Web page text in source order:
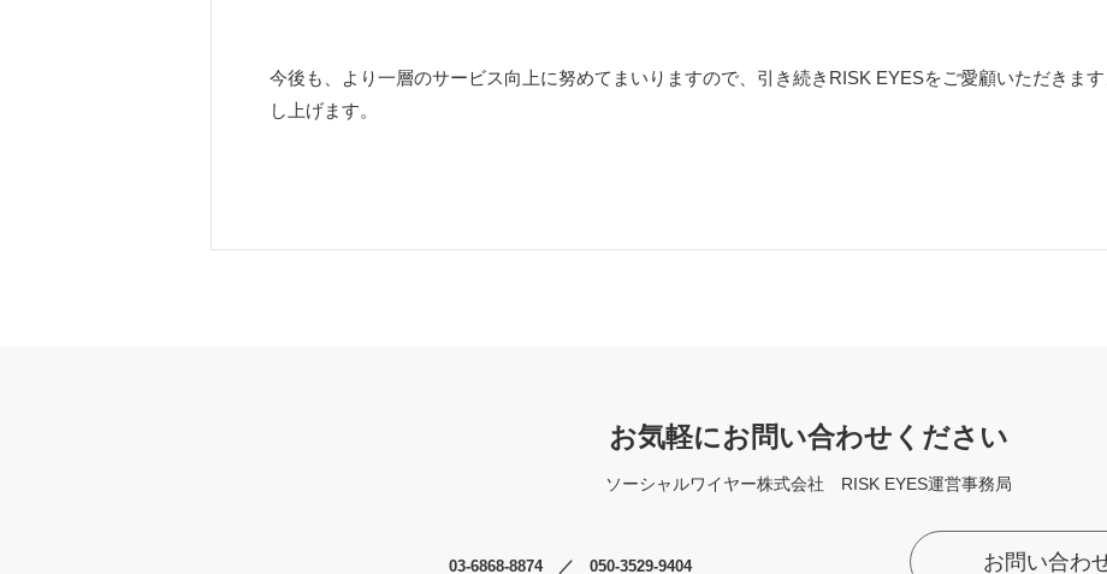
今後も、より一層のサービス向上に努めてまいりますので、引き続きRISK EYESをご愛顧いただきま
し上げます。
お気軽にお問い合わせください
ソーシャルワイヤー株式会社 RISK EYES運営事務局
03-6868-8874 ／ 050-3529-9404 お問い合わ